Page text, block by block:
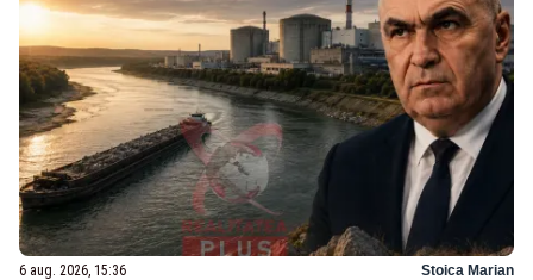
6 aug. 2026, 15:36 Stoica Marian